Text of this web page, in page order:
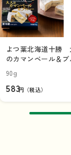
よつ葉北海道十勝
のカマンベール＆ブ
90g
583円（税込）